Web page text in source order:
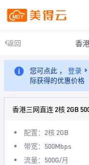
返回 香
您可点此 ， 登录
际获得的优惠价格
香港三网直连 2核 2GB
配置：2核 2GB
带宽：500Mbps
流量：500G/月